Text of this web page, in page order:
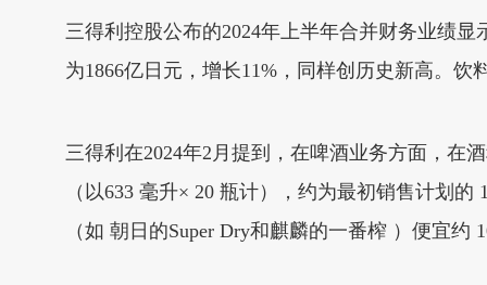
三得利控股公布的2024年上半年合并财务业绩
为1866亿日元，增长11%，同样创历史新高。
三得利在2024年2月提到，在啤酒业务方面，在
（以633 毫升× 20 瓶计），约为最初销售计划
（如 朝日的Super Dry和麒麟的一番榨 ）便宜约